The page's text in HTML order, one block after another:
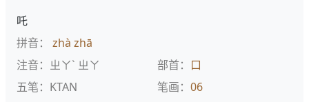
吒
拼音： zhà zhā
注音：ㄓㄚˋ ㄓㄚ
部首： 口
五笔：KTAN
笔画： 06